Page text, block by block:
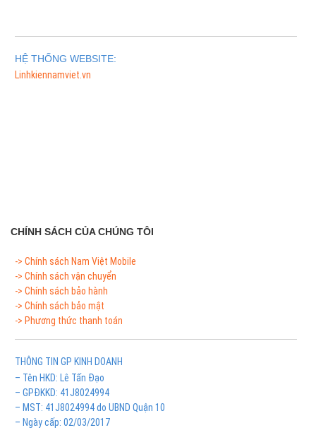
HỆ THỐNG WEBSITE:
Linhkiennamviet.vn
CHÍNH SÁCH CỦA CHÚNG TÔI
-> Chính sách Nam Việt Mobile
-> Chính sách vận chuyển
-> Chính sách bảo hành
-> Chính sách bảo mật
-> Phương thức thanh toán
THÔNG TIN GP KINH DOANH
– Tên HKD: Lê Tấn Đạo
– GPĐKKD: 41J8024994
– MST: 41J8024994 do UBND Quận 10
– Ngày cấp: 02/03/2017